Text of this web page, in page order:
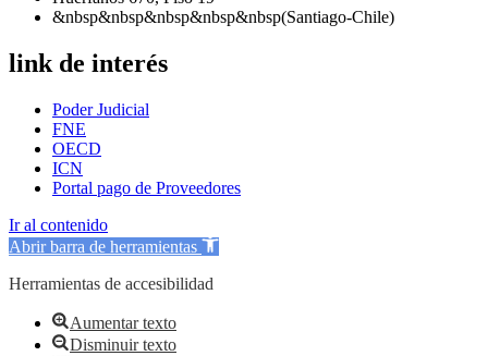
&nbsp&nbsp&nbsp&nbsp&nbsp(Santiago-Chile)
link de interés
Poder Judicial
FNE
OECD
ICN
Portal pago de Proveedores
Ir al contenido
Abrir barra de herramientas
Herramientas de accesibilidad
Aumentar texto
Disminuir texto